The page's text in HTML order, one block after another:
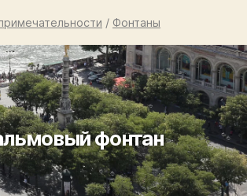
/ Фонтаны
фонтан